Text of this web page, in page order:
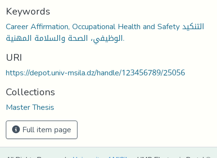
Keywords
Career Affirmation, Occupational Health and Safety التنكيد
الوظيفي، الصحة والسلامة المهنية.
URI
https://depot.univ-msila.dz/handle/123456789/25056
Collections
Master Thesis
Full item page